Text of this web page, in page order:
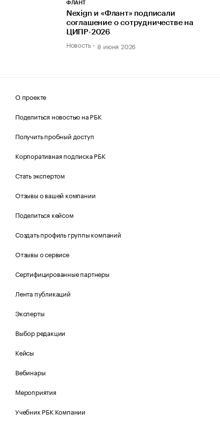
ФЛАНТ
Nexign и «Флант» подписали
соглашение о сотрудничестве на
ЦИПР-2026
Новость 8 июня 2026
О проекте
Поделиться новостью на РБК
Получить пробный доступ
Корпоративная подписка РБК
Стать экспертом
Отзывы о вашей компании
Поделиться кейсом
Создать профиль группы компаний
Отзывы о сервисе
Сертифицированные партнеры
Лента публикаций
Эксперты
Выбор редакции
Кейсы
Вебинары
Мероприятия
Учебник РБК Компании